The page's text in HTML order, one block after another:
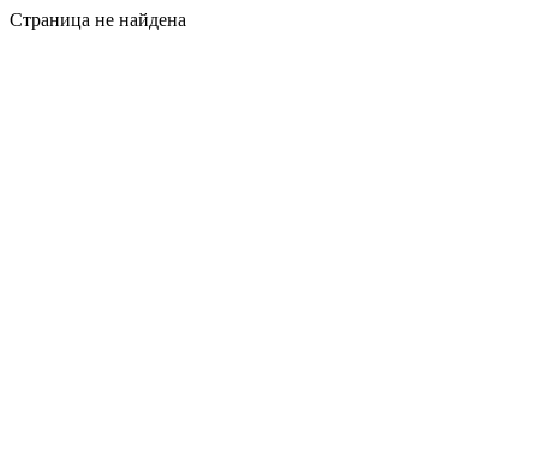
Страница не найдена